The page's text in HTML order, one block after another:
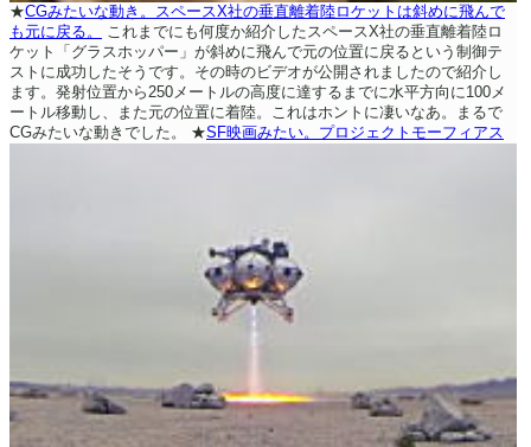
★CGみたいな動き。スペースX社の垂直離着陸ロケットは斜めに飛んで
も元に戻る。
これまでにも何度か紹介したスペースX社の垂直離着陸ロ
ケット「グラスホッパー」が斜めに飛んで元の位置に戻るという制御テ
ストに成功したそうです。その時のビデオが公開されましたので紹介し
ます。発射位置から250メートルの高度に達するまでに水平方向に100メ
ートル移動し、また元の位置に着陸。これはホントに凄いなあ。まるで
CGみたいな動きでした。
★SF映画みたい。プロジェクトモーフィアス